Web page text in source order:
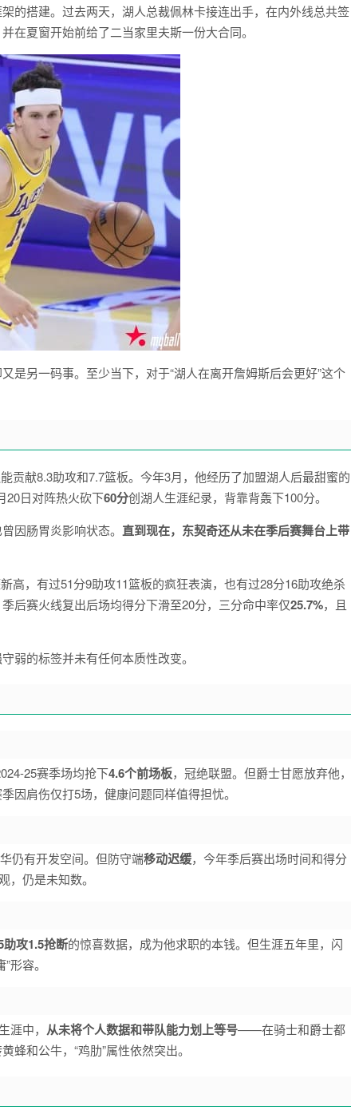
的搭建。过去两天，湖人总裁佩林卡接连出手，在内外线总共签
在夏窗开始前给了二当家里夫斯一份大合同。
是另一码事。至少当下，对于“湖人在离开詹姆斯后会更好”这个
贡献8.3助攻和7.7篮板。今年3月，他经历了加盟湖人后最甜蜜的
日对阵热火砍下60分创湖人生涯纪录，背靠背轰下100分。
因肠胃炎影响状态。 直到现在，东契奇还从未在季后赛舞台上带
高，有过51分9助攻11篮板的疯狂表演，也有过28分16助攻绝杀
后赛火线复出后场均得分下滑至20分，三分命中率仅25.7%，且
弱的标签并未有任何本质性改变。
25赛季场均抢下4.6个前场板，冠绝联盟。但爵士甘愿放弃他，
因肩伤仅打5场，健康问题同样值得担忧。
仍有开发空间。但防守端移动迟缓，今年季后赛出场时间和得分
，仍是未知数。
助攻1.5抢断的惊喜数据，成为他求职的本钱。但生涯五年里，闪
形容。
涯中， 从未将个人数据和带队能力划上等号——在骑士和爵士都
和公牛，“鸡肋”属性依然突出。